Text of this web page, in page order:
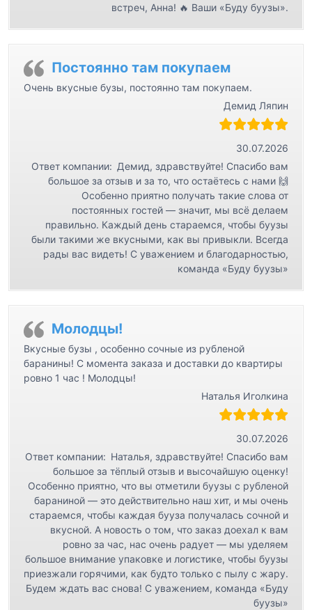
встреч, Анна! 🔥 Ваши «Буду буузы».
Постоянно там покупаем
Очень вкусные бузы, постоянно там покупаем.
Демид Ляпин
30.07.2026
Ответ компании: Демид, здравствуйте! Спасибо вам
большое за отзыв и за то, что остаётесь с нами 🙌
Особенно приятно получать такие слова от
постоянных гостей — значит, мы всё делаем
правильно. Каждый день стараемся, чтобы буузы
были такими же вкусными, как вы привыкли. Всегда
рады вас видеть! С уважением и благодарностью,
команда «Буду буузы»
Молодцы!
Вкусные бузы , особенно сочные из рубленой
баранины! С момента заказа и доставки до квартиры
ровно 1 час ! Молодцы!
Наталья Иголкина
30.07.2026
Ответ компании: Наталья, здравствуйте! Спасибо вам
большое за тёплый отзыв и высочайшую оценку!
Особенно приятно, что вы отметили буузы с рубленой
бараниной — это действительно наш хит, и мы очень
стараемся, чтобы каждая бууза получалась сочной и
вкусной. А новость о том, что заказ доехал к вам
ровно за час, нас очень радует — мы уделяем
большое внимание упаковке и логистике, чтобы буузы
приезжали горячими, как будто только с пылу с жару.
Будем ждать вас снова! С уважением, команда «Буду
буузы»